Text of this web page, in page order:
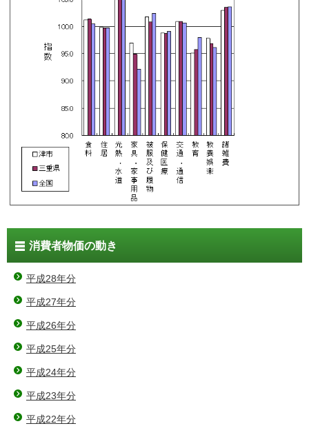
消費者物価の動き
平成28年分
平成27年分
平成26年分
平成25年分
平成24年分
平成23年分
平成22年分